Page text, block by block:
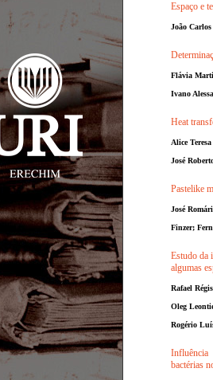
Espaço e
João
Flávia
Ivano
Heat
Alice
José
Pastelike
José
Finzer;
Estudo da
algumas
Rafael
Oleg
Rogério
Influência
bactérias